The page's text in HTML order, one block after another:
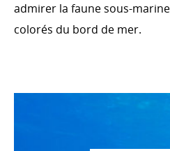
admirer la faune sous-
colorés du bord de mer.